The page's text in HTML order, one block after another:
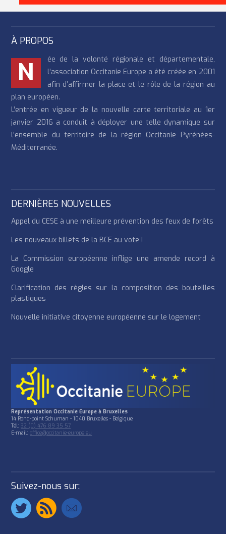
À PROPOS
N
ée de la volonté régionale et départementale,
l’association Occitanie Europe a été créée en 2001
afin d’affirmer la place et le rôle de la région au
plan européen.
L’entrée en vigueur de la nouvelle carte territoriale au 1er
janvier 2016 a conduit à déployer une telle dynamique sur
l’ensemble du territoire de la région Occitanie Pyrénées-
Méditerranée.
DERNIÈRES NOUVELLES
Appel du CESE à une meilleure prévention des feux de forêts
Les nouveaux billets de la BCE au vote !
La Commission européenne inflige une amende record à
Google
Clarification des règles sur la composition des bouteilles
plastiques
Nouvelle initiative citoyenne européenne sur le logement
Représentation Occitanie Europe à Bruxelles
14 Rond-point Schuman - 1040 Bruxelles - Belgique
Tél:32 (0) 476 89 35 57
E-mail:office@occitanie-europe.eu
Suivez-nous sur: